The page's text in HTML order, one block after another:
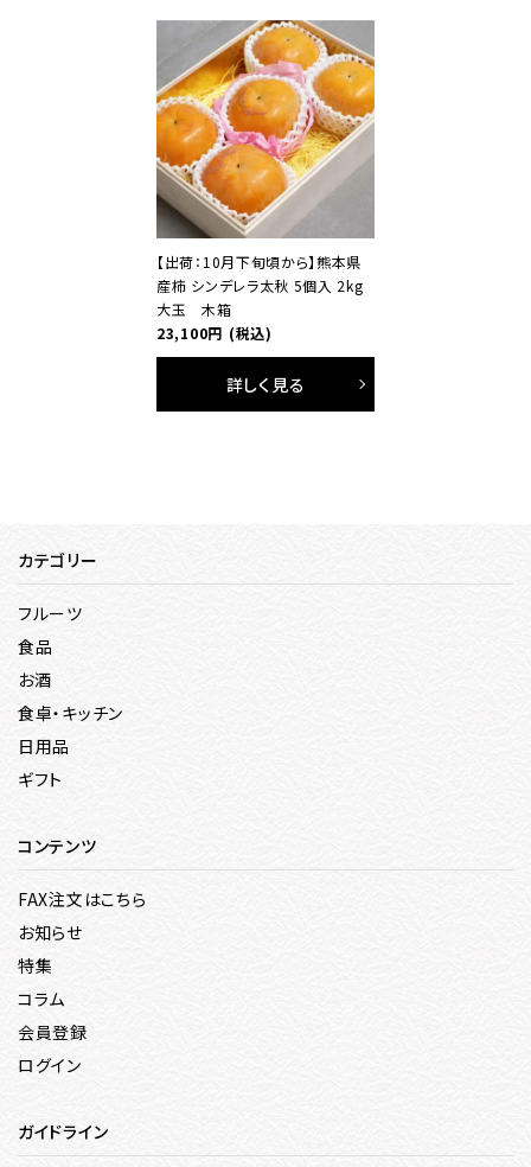
【出荷：10月下旬頃から】熊本県
産柿 シンデレラ太秋 5個入 2kg
大玉 木箱
23,100円 (税込)
詳しく見る
カテゴリー
フルーツ
食品
お酒
食卓・キッチン
日用品
ギフト
コンテンツ
FAX注文はこちら
お知らせ
特集
コラム
会員登録
ログイン
ガイドライン